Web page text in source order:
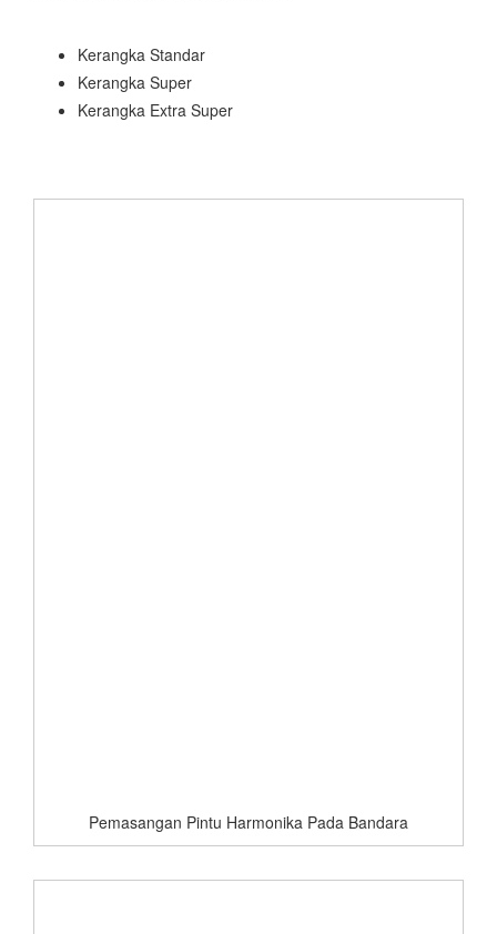
Kerangka Standar
Kerangka Super
Kerangka Extra Super
Pemasangan Pintu Harmonika Pada Bandara